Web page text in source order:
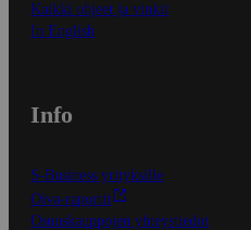
Kaikki ohjeet ja vinkit
In English
Info
S-Business yrityksille
Oiva-raportit
Osuuskauppojen yhteystiedot